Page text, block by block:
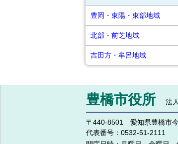
豊岡・東陽・東部地域
北部・前芝地域
吉田方・牟呂地域
豊橋市役所 法
〒440-8501 愛知県豊橋市
代表番号： 0532-51-2111